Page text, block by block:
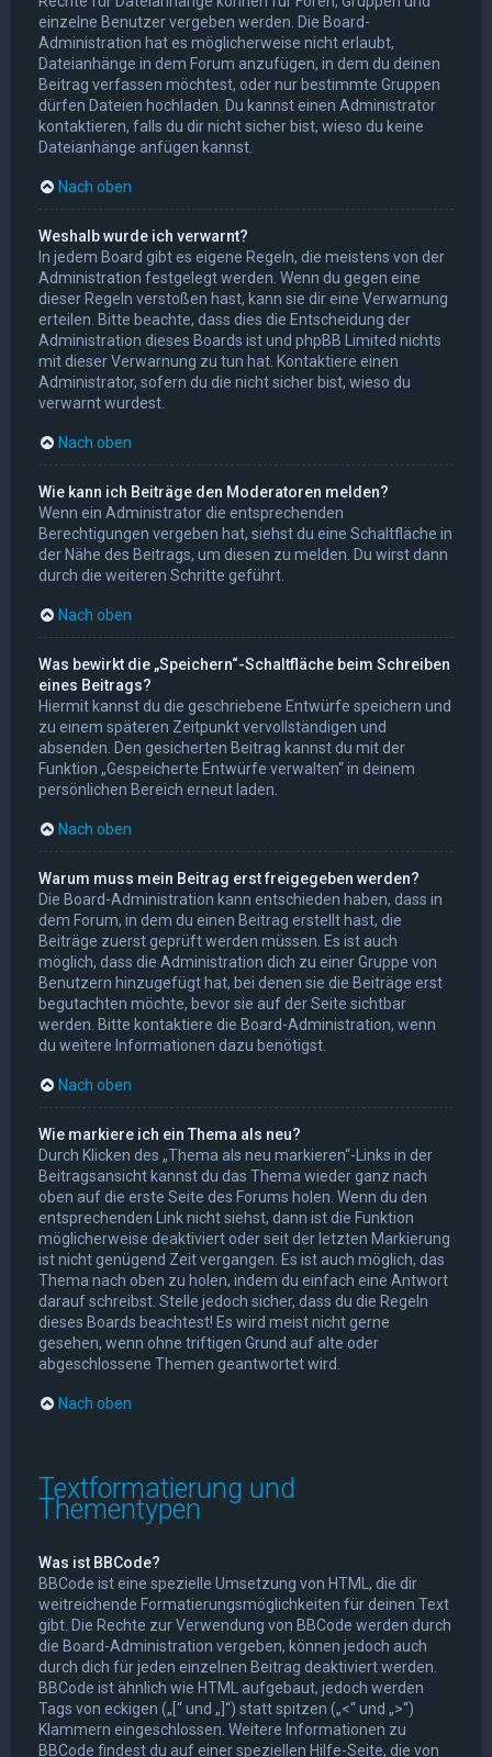
einzelne Benutzer vergeben werden. Die Board-
Administration hat es möglicherweise nicht erlaubt,
Dateianhänge in dem Forum anzufügen, in dem du deinen
Beitrag verfassen möchtest, oder nur bestimmte Gruppen
dürfen Dateien hochladen. Du kannst einen Administrator
kontaktieren, falls du dir nicht sicher bist, wieso du keine
Dateianhänge anfügen kannst.
Nach oben
Weshalb wurde ich verwarnt?
In jedem Board gibt es eigene Regeln, die meistens von der
Administration festgelegt werden. Wenn du gegen eine
dieser Regeln verstoßen hast, kann sie dir eine Verwarnung
erteilen. Bitte beachte, dass dies die Entscheidung der
Administration dieses Boards ist und phpBB Limited nichts
mit dieser Verwarnung zu tun hat. Kontaktiere einen
Administrator, sofern du die nicht sicher bist, wieso du
verwarnt wurdest.
Nach oben
Wie kann ich Beiträge den Moderatoren melden?
Wenn ein Administrator die entsprechenden
Berechtigungen vergeben hat, siehst du eine Schaltfläche in
der Nähe des Beitrags, um diesen zu melden. Du wirst dann
durch die weiteren Schritte geführt.
Nach oben
Was bewirkt die „Speichern“-Schaltfläche beim Schreiben
eines Beitrags?
Hiermit kannst du die geschriebene Entwürfe speichern und
zu einem späteren Zeitpunkt vervollständigen und
absenden. Den gesicherten Beitrag kannst du mit der
Funktion „Gespeicherte Entwürfe verwalten“ in deinem
persönlichen Bereich erneut laden.
Nach oben
Warum muss mein Beitrag erst freigegeben werden?
Die Board-Administration kann entschieden haben, dass in
dem Forum, in dem du einen Beitrag erstellt hast, die
Beiträge zuerst geprüft werden müssen. Es ist auch
möglich, dass die Administration dich zu einer Gruppe von
Benutzern hinzugefügt hat, bei denen sie die Beiträge erst
begutachten möchte, bevor sie auf der Seite sichtbar
werden. Bitte kontaktiere die Board-Administration, wenn
du weitere Informationen dazu benötigst.
Nach oben
Wie markiere ich ein Thema als neu?
Durch Klicken des „Thema als neu markieren“-Links in der
Beitragsansicht kannst du das Thema wieder ganz nach
oben auf die erste Seite des Forums holen. Wenn du den
entsprechenden Link nicht siehst, dann ist die Funktion
möglicherweise deaktiviert oder seit der letzten Markierung
ist nicht genügend Zeit vergangen. Es ist auch möglich, das
Thema nach oben zu holen, indem du einfach eine Antwort
darauf schreibst. Stelle jedoch sicher, dass du die Regeln
dieses Boards beachtest! Es wird meist nicht gerne
gesehen, wenn ohne triftigen Grund auf alte oder
abgeschlossene Themen geantwortet wird.
Nach oben
Textformatierung und
Thementypen
Was ist BBCode?
BBCode ist eine spezielle Umsetzung von HTML, die dir
weitreichende Formatierungsmöglichkeiten für deinen Text
gibt. Die Rechte zur Verwendung von BBCode werden durch
die Board-Administration vergeben, können jedoch auch
durch dich für jeden einzelnen Beitrag deaktiviert werden.
BBCode ist ähnlich wie HTML aufgebaut, jedoch werden
Tags von eckigen („[“ und „]“) statt spitzen („<“ und „>“)
Klammern eingeschlossen. Weitere Informationen zu
BBCode findest du auf einer speziellen Hilfe-Seite, die von